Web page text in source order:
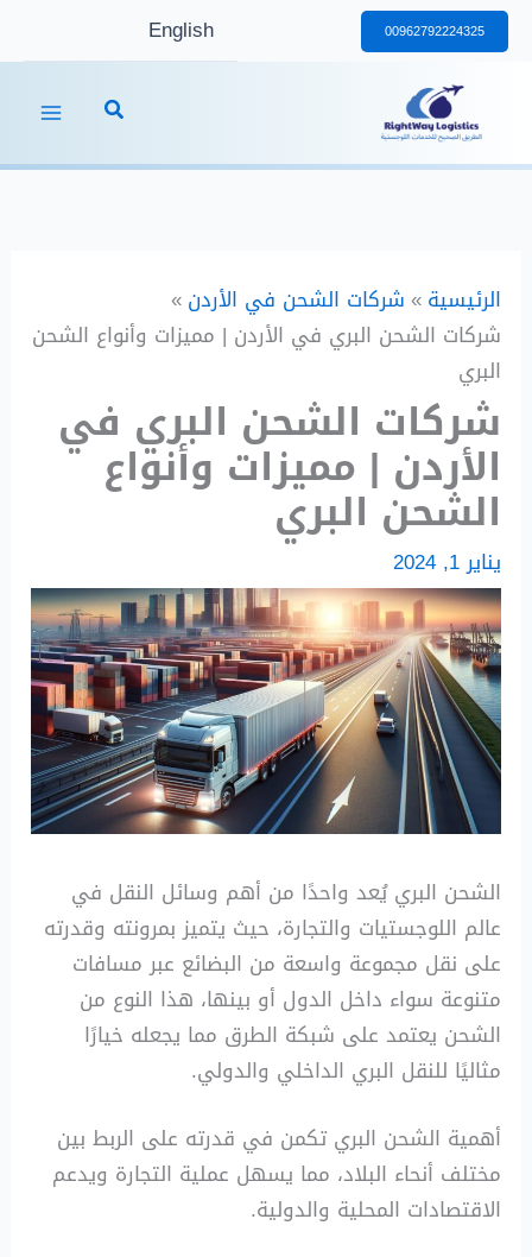
تخطي
إلى
المحتوى
00962792224325
English
الرئيسية
شركات الشحن في الأردن
شركات الشحن البري في الأردن | مميزات وأنواع الشحن
البري
شركات الشحن البري في
الأردن | مميزات وأنواع
الشحن البري
يناير 1, 2024
الشحن البري يُعد واحدًا من أهم وسائل النقل في
عالم اللوجستيات والتجارة، حيث يتميز بمرونته وقدرته
على نقل مجموعة واسعة من البضائع عبر مسافات
متنوعة سواء داخل الدول أو بينها، هذا النوع من
الشحن يعتمد على شبكة الطرق مما يجعله خيارًا
مثاليًا للنقل البري الداخلي والدولي.
أهمية الشحن البري تكمن في قدرته على الربط بين
مختلف أنحاء البلاد، مما يسهل عملية التجارة ويدعم
الاقتصادات المحلية والدولية.